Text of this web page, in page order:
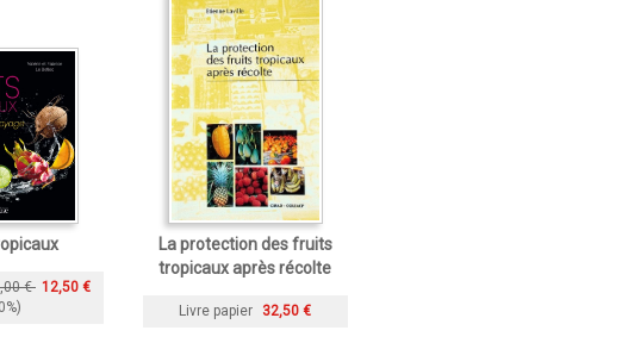
€ 12,50 €
La protection des fruits
tropicaux après récolte
Livre papier 32,50 €